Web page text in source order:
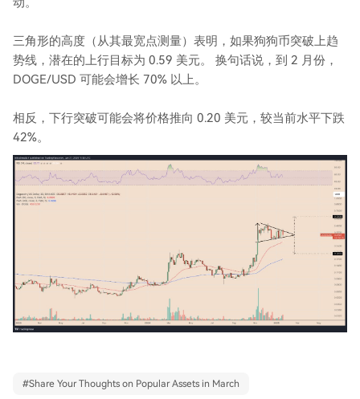
三角形的高度（从其最宽点测量）表明，如果狗狗币突破上趋
势线，潜在的上行目标为 0.59 美元。 换句话说，到 2 月份，
DOGE/USD 可能会增长 70% 以上。
相反，下行突破可能会将价格推向 0.20 美元，较当前水平下跌
42%。
#Share Your Thoughts on Popular Assets in March